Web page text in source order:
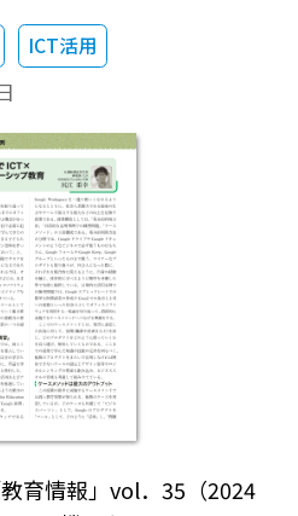
ICT活用
育情報」vol．35（2024